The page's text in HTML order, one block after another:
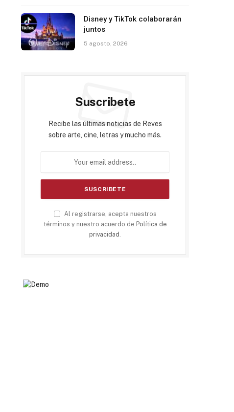
Disney y TikTok colaborarán
juntos
5 agosto, 2026
Suscribete
Recibe las últimas noticias de Reves
sobre arte, cine, letras y mucho más.
Al registrarse, acepta nuestros
términos y nuestro acuerdo de Política de
privacidad